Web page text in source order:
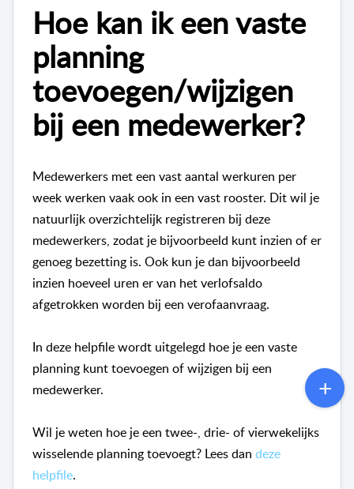
Hoe kan ik een vaste
planning
toevoegen/wijzigen
bij een medewerker?
Medewerkers met een vast aantal werkuren per
week werken vaak ook in een vast rooster. Dit wil je
natuurlijk overzichtelijk registreren bij deze
medewerkers, zodat je bijvoorbeeld kunt inzien of er
genoeg bezetting is. Ook kun je dan bijvoorbeeld
inzien hoeveel uren er van het verlofsaldo
afgetrokken worden bij een verofaanvraag.
In deze helpfile wordt uitgelegd hoe je een vaste
planning kunt toevoegen of wijzigen bij een
medewerker.
Wil je weten hoe je een twee-, drie- of vierwekelijks
wisselende planning toevoegt? Lees dan deze
helpfile.